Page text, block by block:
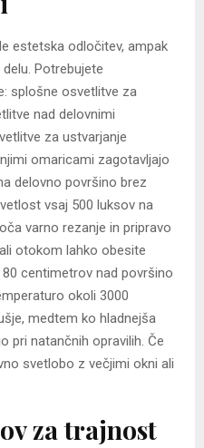
estetska odločitev, ampak
Potrebujete
splošne osvetlitve za
nad delovnimi
za ustvarjanje
omaricami zagotavljajo
delovno površino brez
vsaj 500 luksov na
varno rezanje in pripravo
otokom lahko obesite
centimetrov nad površino
okoli 3000
medtem ko hladnejša
pri natančnih opravilih. Če
svetlobo z večjimi okni ali
za trajnost